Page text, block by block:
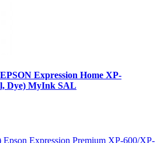
Expression Home XP-
Dye) MyInk SAL